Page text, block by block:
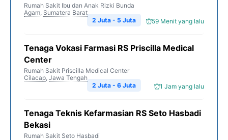
Rumah Sakit Ibu dan Anak Rizki Bunda
Agam, Sumatera Barat
59 Menit yang lalu
2 Juta - 5 Juta
Tenaga Vokasi Farmasi RS Priscilla Medical
Center
Rumah Sakit Priscilla Medical Center
Cilacap, Jawa Tengah
1 Jam yang lalu
2 Juta - 6 Juta
Tenaga Teknis Kefarmasian RS Seto Hasbadi
Bekasi
Rumah Sakit Seto Hasbadi